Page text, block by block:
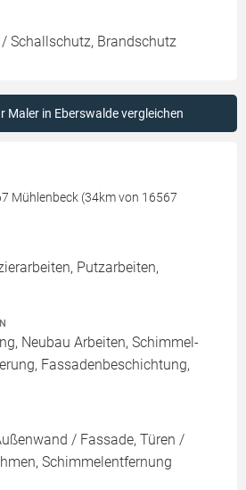
Schallschutz, Brandschutz
Maler in Eberswalde vergleichen
Mühlenbeck (34km von 16567
Putzarbeiten,
Neubau Arbeiten, Schimmel-
Fassadenbeschichtung,
/ Fassade, Türen /
Schimmelentfernung